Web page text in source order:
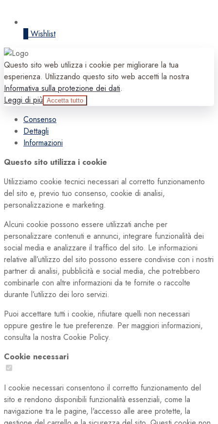
Wishlist
Questo sito web utilizza i cookie per migliorare la tua
esperienza. Utilizzando questo sito web accetti la nostra
Informativa sulla protezione dei dati.
Leggi di più Accetta tutto
Consenso
Dettagli
Informazioni
Questo sito utilizza i cookie
Utilizziamo cookie tecnici necessari al corretto funzionamento
del sito e, previo tuo consenso, cookie di analisi,
personalizzazione e marketing.
Alcuni cookie possono essere utilizzati anche per
personalizzare contenuti e annunci, integrare funzionalità dei
social media e analizzare il traffico del sito. Le informazioni
relative all’utilizzo del sito possono essere condivise con i nostri
partner di analisi, pubblicità e social media, che potrebbero
combinarle con altre informazioni da te fornite o raccolte
durante l’utilizzo dei loro servizi.
Puoi accettare tutti i cookie, rifiutare quelli non necessari
oppure gestire le tue preferenze. Per maggiori informazioni,
consulta la nostra Cookie Policy.
Cookie necessari
I cookie necessari consentono il corretto funzionamento del
sito e rendono disponibili funzionalità essenziali, come la
navigazione tra le pagine, l'accesso alle aree protette, la